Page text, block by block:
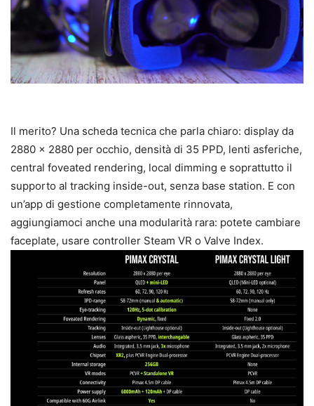
Il merito? Una scheda tecnica che parla chiaro: display da
2880 x 2880 per occhio, densità di 35 PPD, lenti asferiche,
central foveated rendering, local dimming e soprattutto il
supporto al tracking inside-out, senza base station. E con
un’app di gestione completamente rinnovata,
aggiungiamoci anche una modularità rara: potete cambiare
faceplate, usare controller Steam VR o Valve Index.